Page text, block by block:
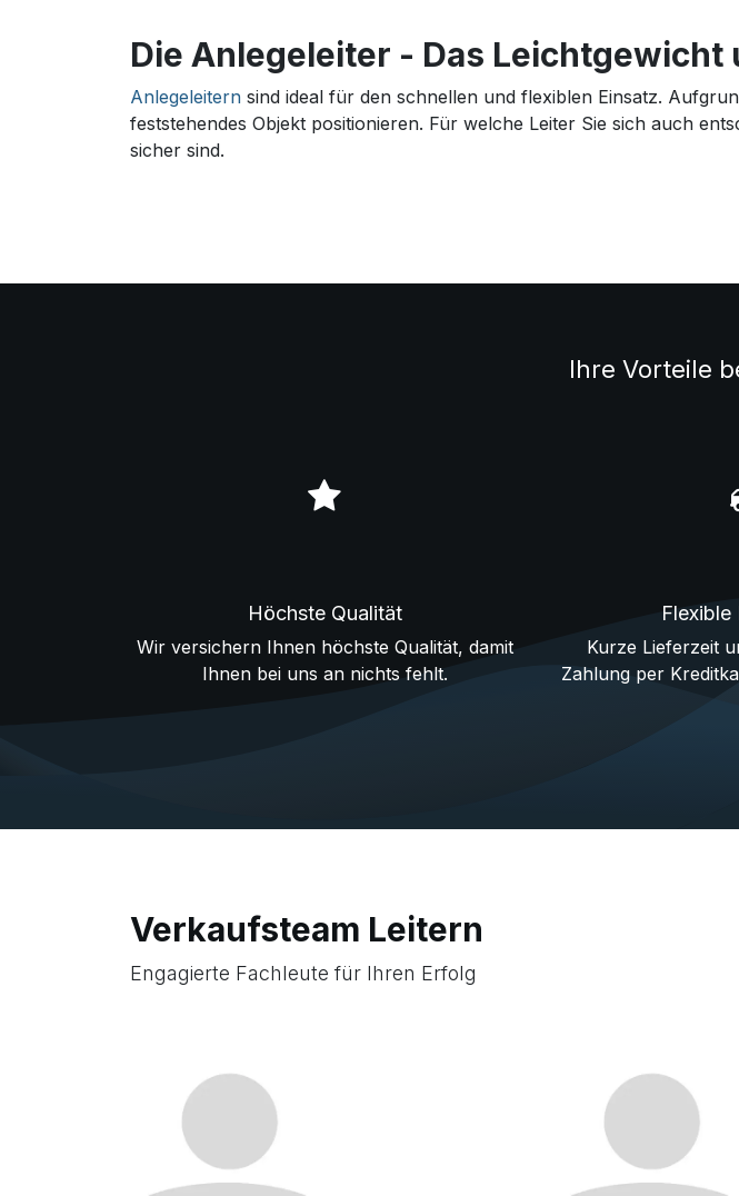
Die Anlegeleiter - Das Leichtgewicht
Anlegeleitern sind ideal für den schnellen und flexiblen Einsatz.
feststehendes Objekt positionieren. Für welche Leiter Sie sich auch
sicher sind.
Ihre Vorteile
Höchste Qualität
Wir versichern Ihnen höchste Qualität, damit
Ihnen bei uns an nichts fehlt.
Flexible
Kurze Lieferzeit
Zahlung per
Verkaufsteam Leitern
Engagierte Fachleute für Ihren Erfolg